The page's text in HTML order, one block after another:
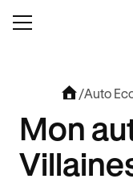
-100€ SUR VOTRE PERMIS +
/Auto
Mon